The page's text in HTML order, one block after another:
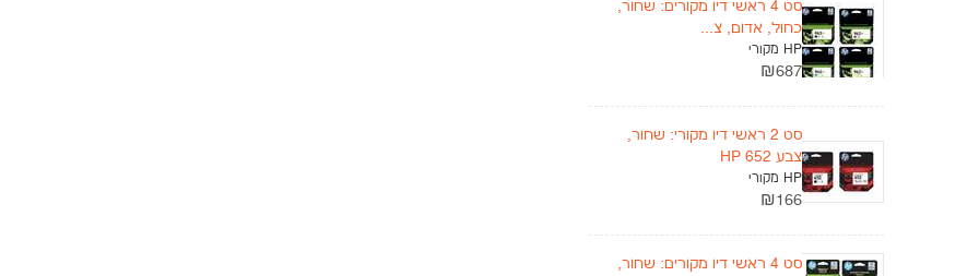
סט 4 ראשי דיו מקורים: שחור,
כחול, אדום, צ...
HP מקורי
₪687
סט 2 ראשי דיו מקורי: שחור,
צבע HP 652
HP מקורי
₪166
סט 4 ראשי דיו מקורים: שחור,